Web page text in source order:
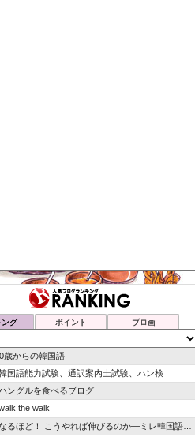
ング ポイント ブロ画
歳からの韓国語
国語能力試験、通訳案内士試験、ハン検
ングルを食べるブログ
the walk
るほど！ こうやれば伸びるのか―ミレ韓国語学院